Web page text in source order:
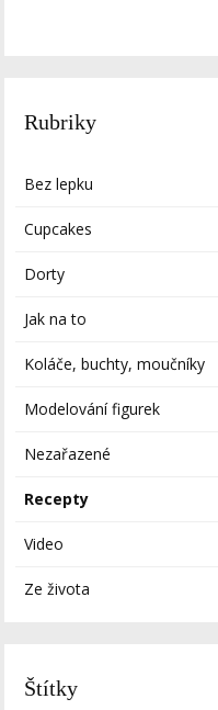
Rubriky
Bez lepku
Cupcakes
Dorty
Jak na to
Koláče, buchty, moučníky
Modelování figurek
Nezařazené
Recepty
Video
Ze života
Štítky